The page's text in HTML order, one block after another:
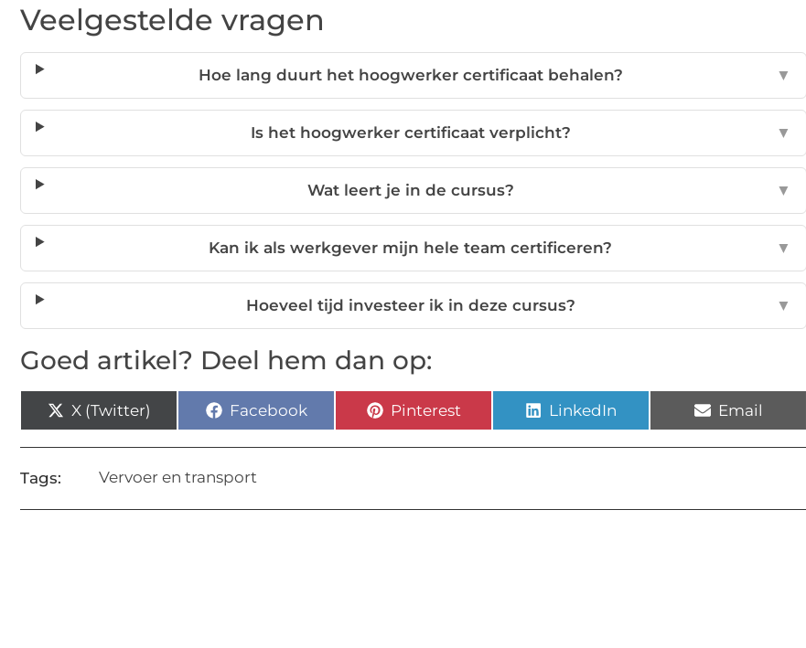
Veelgestelde vragen
Hoe lang duurt het hoogwerker certificaat behalen? ▼
Is het hoogwerker certificaat verplicht? ▼
Wat leert je in de cursus? ▼
Kan ik als werkgever mijn hele team certificeren? ▼
Hoeveel tijd investeer ik in deze cursus? ▼
Goed artikel? Deel hem dan op:
X (Twitter) Facebook Pinterest LinkedIn Email
Tags: Vervoer en transport